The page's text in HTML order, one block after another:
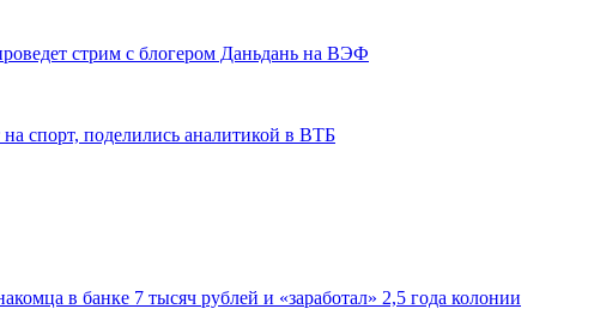
стрим с блогером Даньдань на ВЭФ
спорт, поделились аналитикой в ВТБ
в банке 7 тысяч рублей и «заработал» 2,5 года колонии